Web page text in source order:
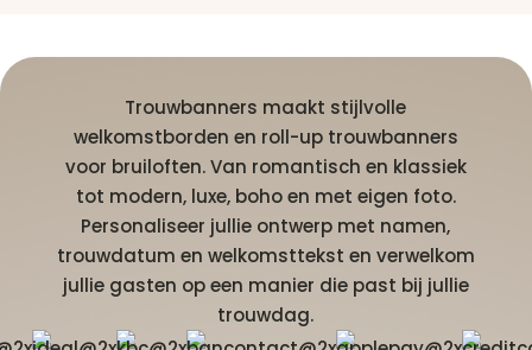
Trouwbanners maakt stijlvolle
welkomstborden en roll-up trouwbanners
voor bruiloften. Van romantisch en klassiek
tot modern, luxe, boho en met eigen foto.
Personaliseer jullie ontwerp met namen,
trouwdatum en welkomsttekst en verwelkom
jullie gasten op een manier die past bij jullie
trouwdag.